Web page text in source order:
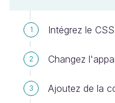
1 Intégrez le
2 Changez
3 Ajoutez de la